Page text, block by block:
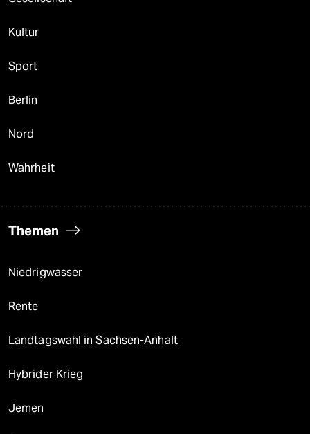
Kultur
Sport
Berlin
Nord
Wahrheit
Themen
Niedrigwasser
Rente
Landtagswahl in Sachsen-Anhalt
Hybrider Krieg
Jemen